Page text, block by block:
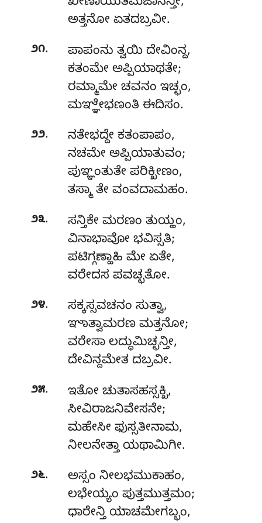
ಅತ್ತನೋ ಏತದಬ್ರವೀ.
೨೧. ಪಾಪಂನು ತ್ವಯಿ ದೇವಿಂನ್ದ,
ಕತಂಮೇ ಅಪ್ಪಿಯಾಥತೇ;
ರಮ್ಮಾಮೇ ಚವನಂ ಇಚ್ಛಂ,
ಮಞ್ಞೇಭಣಂತಿ ಈದಿಸಂ.
೨೨.
ನತೇಭದ್ದೇ ಕತಂಪಾಪಂ,
ನಚಮೇ ಅಪ್ಪಿಯಾತುವಂ;
ಪುಞ್ಞಂತುತೇ ಪರಿಕ್ಖೀಣಂ,
ತಸ್ಮಾ ತೇ ವಂವದಾಮಹಂ.
೨೩. ಸನ್ತಿಕೇ ಮರಣಂ ತುಯ್ಹಂ,
ವಿನಾಭಾವೋ ಭವಿಸ್ಸತಿ;
ಪಟಿಗ್ಗಣ್ಹಾಹಿ ಮೇ ಏತೇ,
ವರೇದಸ ಪವಚ್ಛತೋ.
೨೪.
ಸಕ್ಕಸ್ಸವಚನಂ ಸುತ್ವಾ,
ಞಾತ್ವಾಮರಣ ಮತ್ತನೋ;
ವರೇಸಾ ಲದ್ಧುಮಿಚ್ಛನ್ತೀ,
ದೇವಿನ್ದಮೇತ ದಬ್ರವೀ.
೨೫.
ಇತೋ ಚುತಾಸಹಸ್ಸಕ್ಖಿ,
ಸೀವಿರಾಜನಿವೇಸನೇ;
ಮಹೇಸೀ ಫುಸ್ಸತೀನಾಮ,
ನೀಲನೇತ್ತಾ ಯಥಾಮಿಗೀ.
೨೬. ಅಸ್ಸಂ ನೀಲಭಮುಕಾಹಂ,
ಲಭೇಯ್ಯಂ ಪುತ್ತಮುತ್ತಮಂ;
ಧಾರೇನ್ತಿ ಯಾಚಮೇಗಬ್ಭಂ,